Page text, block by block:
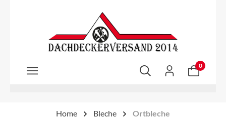
Zum Hauptinhalt springen
0
Home Bleche Ortbleche